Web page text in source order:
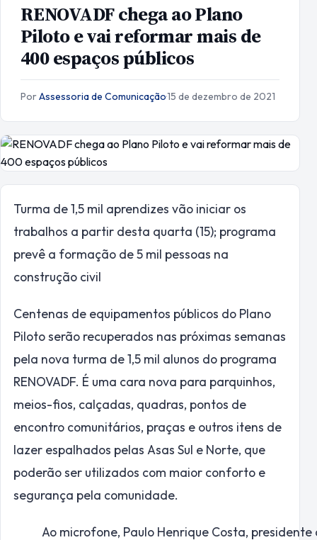
RENOVADF chega ao Plano
Piloto e vai reformar mais de
400 espaços públicos
PorAssessoria de Comunicação·15 de dezembro de 2021
Turma de 1,5 mil aprendizes vão iniciar os
trabalhos a partir desta quarta (15); programa
prevê a formação de 5 mil pessoas na
construção civil
Centenas de equipamentos públicos do Plano
Piloto serão recuperados nas próximas semanas
pela nova turma de 1,5 mil alunos do programa
RENOVADF. É uma cara nova para parquinhos,
meios-fios, calçadas, quadras, pontos de
encontro comunitários, praças e outros itens de
lazer espalhados pelas Asas Sul e Norte, que
poderão ser utilizados com maior conforto e
segurança pela comunidade.
Ao microfone, Paulo Henrique Costa,